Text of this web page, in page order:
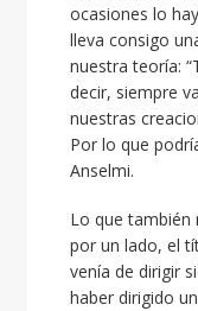
ocasiones lo
lleva consigo
nuestra teoría:
decir, siempre
nuestras
Por lo que
Anselmi.
Lo que también
por un lado, el
venía de dirigir
haber dirigido